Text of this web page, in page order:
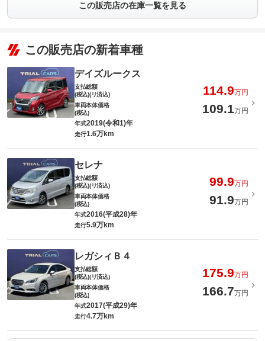
この販売店の在庫一覧を見る
この販売店の新着車種
デイズルークス
支払総額
(税込)(リ済込)
114.9万円
車両本体価格
(税込)
109.1万円
年式2019(令和1)年
走行1.6万km
セレナ
支払総額
(税込)(リ済込)
99.9万円
車両本体価格
(税込)
91.9万円
年式2016(平成28)年
走行5.9万km
レガシィＢ４
支払総額
(税込)(リ済込)
175.9万円
車両本体価格
(税込)
166.7万円
年式2017(平成29)年
走行4.7万km